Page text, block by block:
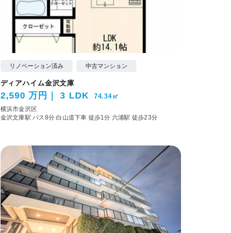
リノベーション済み 中古マンション
ディアハイム金沢文庫
2,590 万円 3 LDK 74.34㎡
横浜市金沢区
金沢文庫駅 バス8分 白山道下車 徒歩1分 六浦駅 徒歩23分